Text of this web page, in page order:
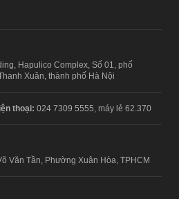
Hapulico Complex, Số 01, phố
Xuân, thành phố Hà Nội
thoại: 024 7309 5555, máy lẻ 62.370
Văn Tần, Phường Xuân Hòa, TPHCM